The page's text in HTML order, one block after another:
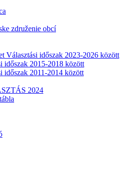
združenie obcí
Választási időszak 2023-2026 között
időszak 2015-2018 között
időszak 2011-2014 között
2024